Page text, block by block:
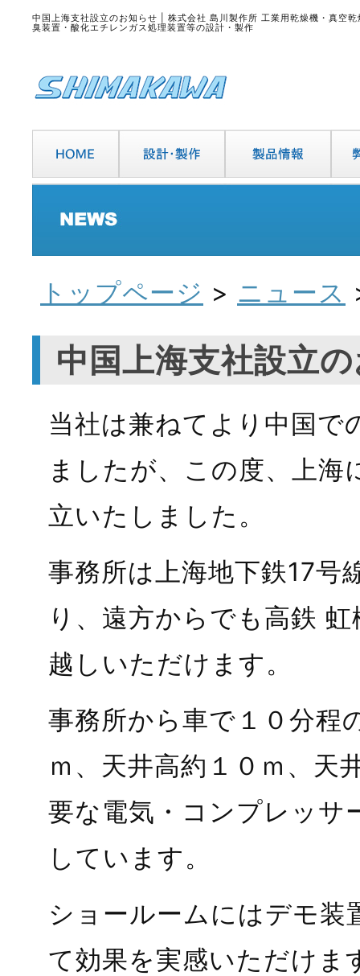
中国上海支社設立のお知らせ | 株式会社 島川製作所 工業用乾燥機・真空
臭装置・酸化エチレンガス処理装置等の設計・製作
トップページ > ニュース
中国上海支社設立
当社は兼ねてより中国で
ましたが、この度、上海
立いたしました。
事務所は上海地下鉄17号
り、遠方からでも高鉄
越しいただけます。
事務所から車で１０分程
ｍ、天井高約１０ｍ、天
要な電気・コンプレッサ
しています。
ショールームにはデモ装
て効果を実感いただけま